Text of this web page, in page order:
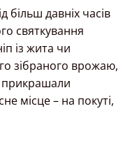
більш давніх часів
святкування
із жита чи
зібраного врожаю,
прикрашали
місце – на покуті,